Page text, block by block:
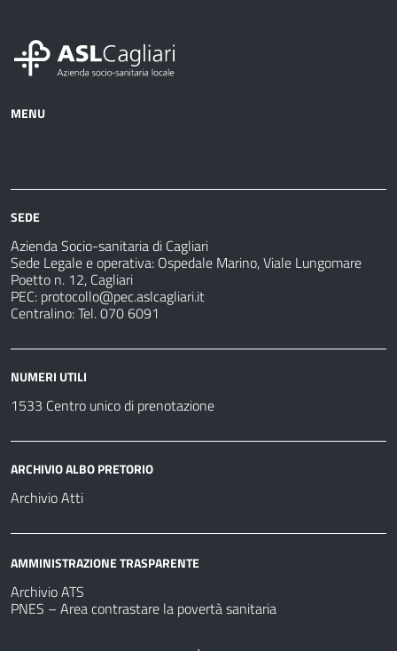
MENU
sanitarie
fare
SEDE
Azienda Socio-sanitaria di Cagliari
Sede Legale e operativa: Ospedale Marino, Viale Lungomare
Poetto n. 12, Cagliari
PEC: protocollo@pec.aslcagliari.it
Centralino: Tel. 070 6091
NUMERI UTILI
1533 Centro unico di prenotazione
ARCHIVIO ALBO PRETORIO
Archivio Atti
AMMINISTRAZIONE TRASPARENTE
Archivio ATS
PNES – Area contrastare la povertà sanitaria